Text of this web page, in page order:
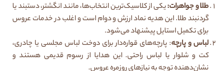
طلا و جواهرات:یکی از کلاسیک‌ترین انتخاب‌ها، مانند انگشتر، دستبند یا
گردنبند طلا. این هدیه نماد ارزش و دوام است و اغلب در خدمات عروس
برای تکمیل استایل پیشنهاد می‌شود.
لباس و پارچه: پارچه‌های قواره‌دار برای دوخت لباس مجلسی یا چادری،
کت و شلوار یا لباس راحتی. این هدایا از رسوم قدیمی هستند و
نشان‌دهنده توجه به نیازهای روزمره عروس.